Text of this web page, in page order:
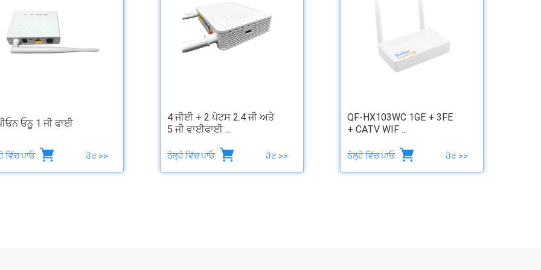
ਓਨੂ 1 ਜੀ ਫਾਈ
ਵਿੱਚ ਪਾਓ ਹੋਰ >>
4 ਜੀਈ + 2 ਪੋਟਸ 2.4 ਜੀ ਅਤੇ
5 ਜੀ ਵਾਈਫਾਈ ...
ਠੇਲ੍ਹੇ ਵਿੱਚ ਪਾਓ ਹੋਰ >>
QF-HX103WC 1GE + 3FE
+ CATV WIF ...
ਠੇਲ੍ਹੇ ਵਿੱਚ ਪਾਓ ਹੋਰ >>